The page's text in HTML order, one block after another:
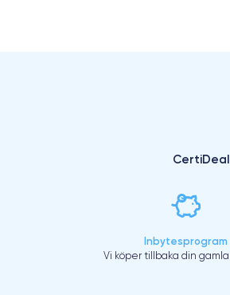
Inbytesprogram
Vi köper tillbaka din